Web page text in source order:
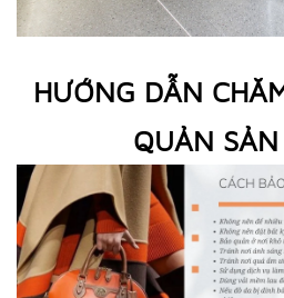
HƯỚNG DẪN
QUẢN